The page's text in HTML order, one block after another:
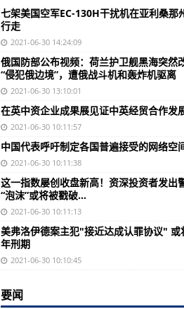
首家“国字号”动漫博物馆在杭
两部门：以“六大提升行动”为
美联航增购200架737 MAX
“机智号”无人机的火星起飞，
在英中资企业成果展见证中
孟晚舟律师：新证据证明美
七架美国空军EC-130H干扰机在亚利桑那
行走
2021-06-30 14:24:09
俄国防部公布视频：荷兰护卫舰黑海突然
“侵犯俄边境”，遭俄战斗机和轰炸机驱离
2021-06-30 13:10:01
在英中资企业成果展见证中英经贸合作发
2021-06-30 10:11:57
中国代表呼吁制定各国普遍接受的网络空
2021-06-30 10:11:38
这一指数屡创收盘新高！资深投资者发出
“泡沫”或将被戳破…
2021-06-30 10:11:13
美弗洛伊德案主犯"接近达成认罪协议" 或
年刑期
2021-06-30 10:10:45
要闻